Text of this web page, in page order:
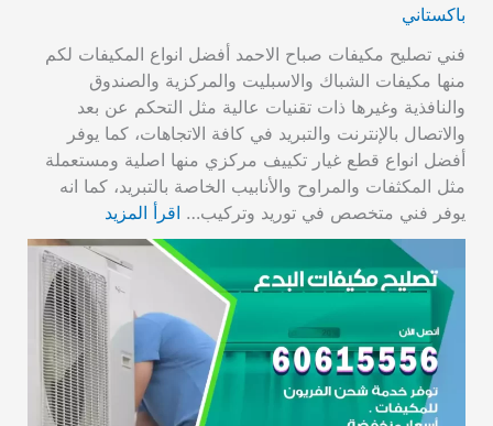
باكستاني
فني تصليح مكيفات صباح الاحمد أفضل انواع المكيفات لكم
منها مكيفات الشباك والاسبليت والمركزية والصندوق
والنافذية وغيرها ذات تقنيات عالية مثل التحكم عن بعد
والاتصال بالإنترنت والتبريد في كافة الاتجاهات، كما يوفر
أفضل انواع قطع غيار تكييف مركزي منها اصلية ومستعملة
مثل المكثفات والمراوح والأنابيب الخاصة بالتبريد، كما انه
يوفر فني متخصص في توريد وتركيب… اقرأ المزيد